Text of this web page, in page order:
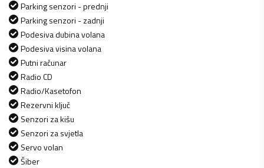
Parking senzori - prednji
Parking senzori - zadnji
Podesiva dubina volana
Podesiva visina volana
Putni računar
Radio CD
Radio/Kasetofon
Rezervni ključ
Senzori za kišu
Senzori za svjetla
Servo volan
Šiber